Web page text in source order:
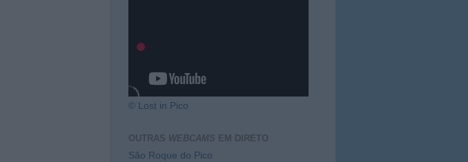
© Lost in Pico
OUTRAS WEBCAMS EM DIRETO
São Roque do Pico